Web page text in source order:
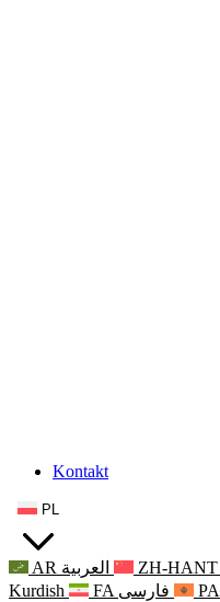
Kontakt
PL
AR العربية ZH-HANT
Kurdish
FA فارسی PA